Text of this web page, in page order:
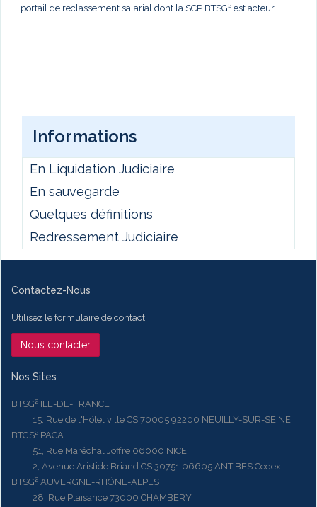
portail de reclassement salarial dont la SCP BTSG² est acteur.
Informations
En Liquidation Judiciaire
En sauvegarde
Quelques définitions
Redressement Judiciaire
Contactez-Nous
Utilisez le formulaire de contact
Nous contacter
Nos Sites
BTSG² ILE-DE-FRANCE
15, Rue de l'Hôtel ville CS 70005 92200 NEUILLY-SUR-SEINE
BTGS² PACA
51, Rue Maréchal Joffre 06000 NICE
2, Avenue Aristide Briand CS 30751 06605 ANTIBES Cedex
BTSG² AUVERGNE-RHÔNE-ALPES
28, Rue Plaisance 73000 CHAMBERY